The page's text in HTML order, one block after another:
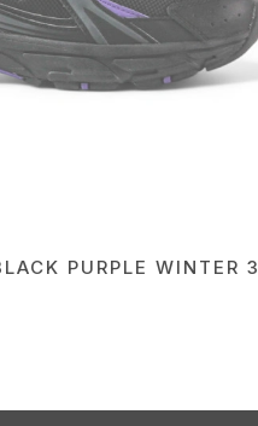
PURPLE WINTER З